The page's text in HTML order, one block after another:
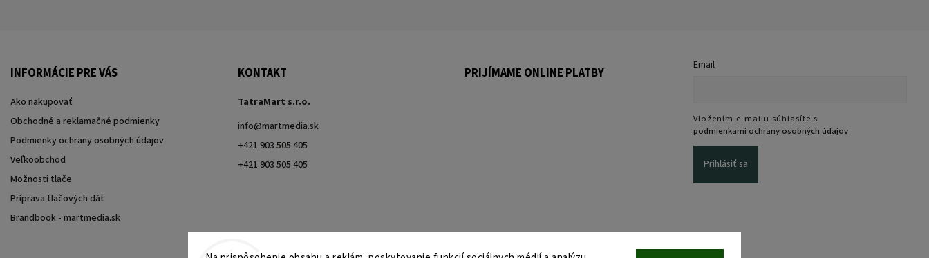
INFORMÁCIE PRE VÁS
Ako nakupovať
Obchodné a reklamačné podmienky
Podmienky ochrany osobných údajov
Veľkoobchod
Možnosti tlače
Príprava tlačových dát
Brandbook - martmedia.sk
KONTAKT
TatraMart s.r.o.
info@martmedia.sk
+421 903 505 405
+421 903 505 405
PRIJÍMAME ONLINE PLATBY
Email
Vložením e-mailu súhlasíte s
podmienkami ochrany osobných údajov
Prihlásiť sa